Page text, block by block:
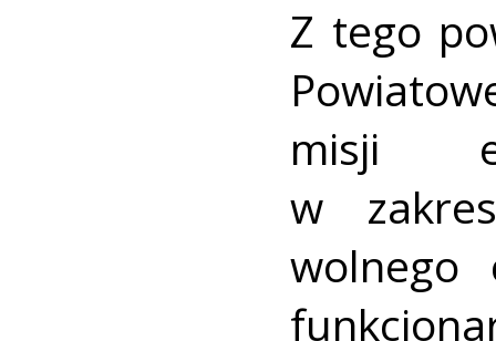
Z tego
misji
w
wolnego